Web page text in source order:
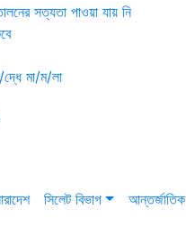
সত্যতা পাওয়া যায় নি
দ্ধে মা/ম/লা
সিলেট বিভাগ আন্তর্জাতিক